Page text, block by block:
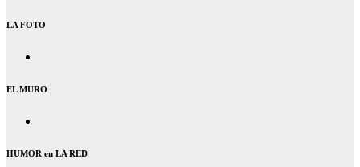
LA FOTO
EL MURO
HUMOR en LA RED